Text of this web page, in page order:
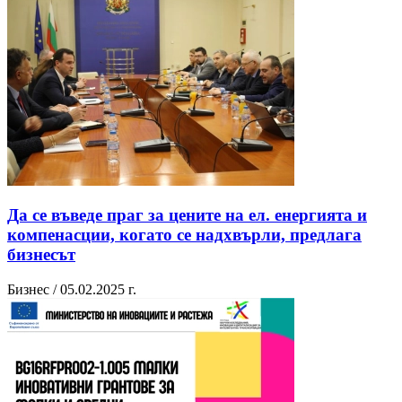
Да се въведе праг за цените на ел. енергията и
компенасции, когато се надхвърли, предлага
бизнесът
Бизнес / 05.02.2025 г.